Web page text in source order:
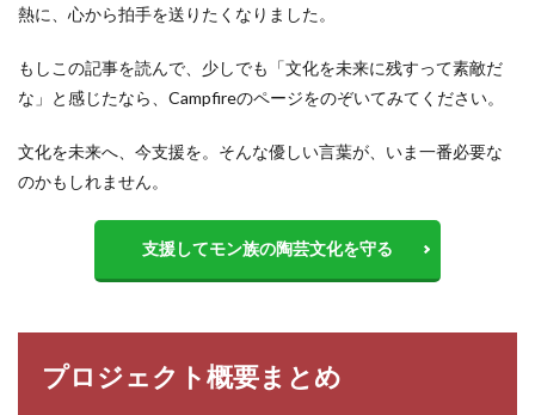
熱に、心から拍手を送りたくなりました。
もしこの記事を読んで、少しでも「文化を未来に残すって素敵だ
な」と感じたなら、Campfireのページをのぞいてみてください。
文化を未来へ、今支援を。そんな優しい言葉が、いま一番必要な
のかもしれません。
支援してモン族の陶芸文化を守る
プロジェクト概要まとめ